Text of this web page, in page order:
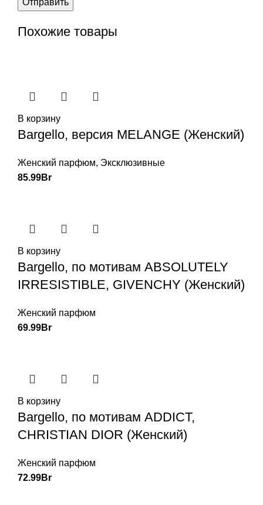
Похожие товары
В корзину
Bargello, версия MELANGE (Женский)
Женский парфюм, Эксклюзивные
85.99Br
В корзину
Bargello, по мотивам ABSOLUTELY
IRRESISTIBLE, GIVENCHY (Женский)
Женский парфюм
69.99Br
В корзину
Bargello, по мотивам ADDICT,
CHRISTIAN DIOR (Женский)
Женский парфюм
72.99Br